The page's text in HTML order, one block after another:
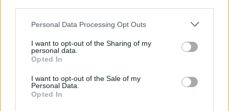
Personal Data Processing Opt Outs
I want to opt-out of the Sharing of my
personal data.
Opted In
I want to opt-out of the Sale of my
Personal Data.
Opted In